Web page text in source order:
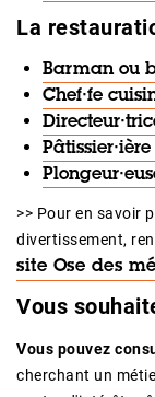
La
Barman ou
Chef·fe
>> Pour en savoir
divertissement,
site Ose des
Vous
Vous pouvez
cherchant un